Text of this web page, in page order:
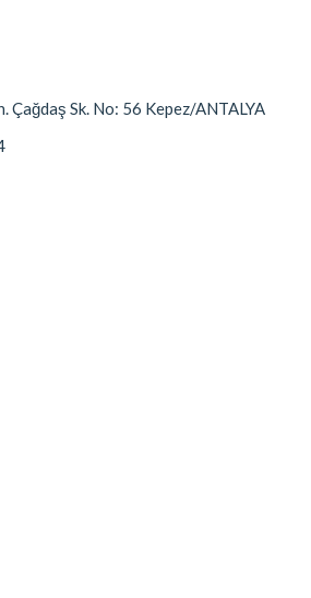
Çağdaş Sk. No: 56 Kepez/ANTALYA